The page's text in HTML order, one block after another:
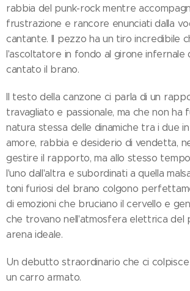
rabbia del punk-rock mentre
frustrazione e rancore enunciati dalla
cantante. Il pezzo ha un tiro incredibile
l'ascoltatore in fondo al girone infernale
cantato il brano.
Il testo della canzone ci parla di un
travagliato e passionale, ma che non ha
natura stessa delle dinamiche tra i due
amore, rabbia e desiderio di vendetta,
gestire il rapporto, ma allo stesso
l'uno dall'altra e subordinati a quella
toni furiosi del brano colgono
di emozioni che bruciano il cervello e
che trovano nell'atmosfera elettrica del
arena ideale.
Un debutto straordinario che ci
un carro armato.